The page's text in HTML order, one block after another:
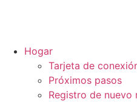
Hogar
Tarjeta de
Próximos pasos
Registro de nuevo